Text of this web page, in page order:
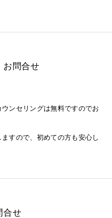
お問合せ
ンセリングは無料ですのでお
すので、初めての方も安心し
合せ